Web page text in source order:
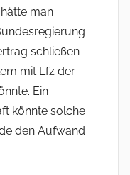
man
schließen
mit Lfz der
Ein
könnte solche
den Aufwand